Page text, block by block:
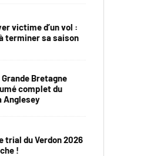
victime d’un vol :
terminer sa saison
Grande Bretagne
complet du
Anglesey
trial du Verdon 2026
!